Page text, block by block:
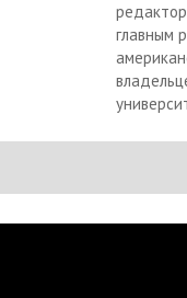
главным